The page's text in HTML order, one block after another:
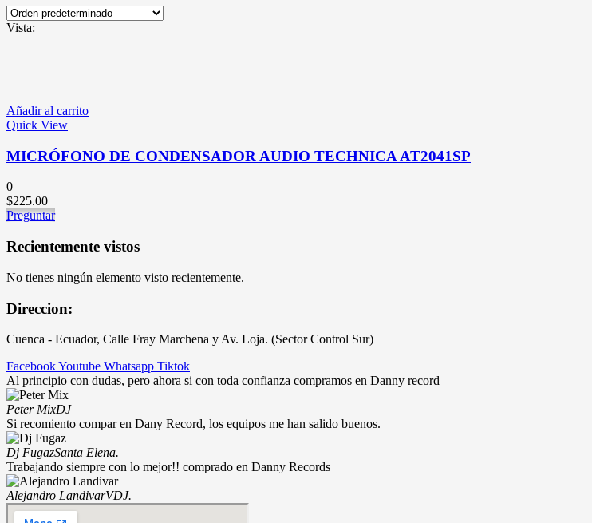
Vista:
Añadir al carrito
Quick View
MICRÓFONO DE CONDENSADOR AUDIO TECHNICA AT2041SP
0
$225.00
Preguntar
Recientemente vistos
No tienes ningún elemento visto recientemente.
Direccion:
Cuenca - Ecuador, Calle Fray Marchena y Av. Loja. (Sector Control Sur)
FacebookYoutube Whatsapp Tiktok
Al principio con dudas, pero ahora si con toda confianza compramos en Danny record
Peter MixDJ
Si recomiento compar en Dany Record, los equipos me han salido buenos.
Dj FugazSanta Elena.
Trabajando siempre con lo mejor!! comprado en Danny Records
Alejandro LandivarVDJ.